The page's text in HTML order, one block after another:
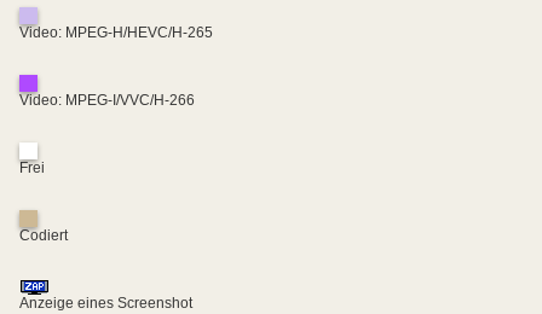
Video: MPEG-H/HEVC/H-265
Video: MPEG-I/VVC/H-266
Frei
Codiert
Anzeige eines Screenshot